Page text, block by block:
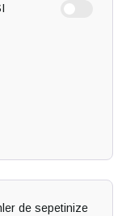
de sepetinize